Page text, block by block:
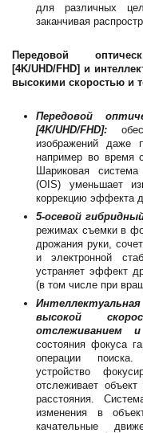
для различных
заканчивая
Передовой
[4K/UHD/FHD] и
высокими скоростью и
Передовой
[4K/UHD/FHD]:
изображений даже
например во время
Шариковая система
(OIS) уменьшает
коррекцию эффекта
5-осевой
режимах съемки в
дрожания руки,
и электронной
устраняет эффект
(в том числе при
высокой
отслеживанием
состояния фокуса
операции поиска.
устройство
отслеживает
расстояния.
изменения в
качательные